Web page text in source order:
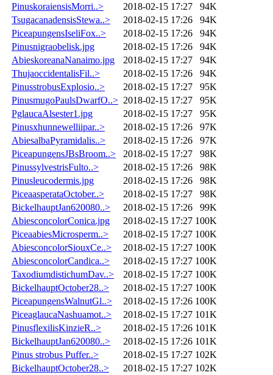
PinuskoraiensisMorri..>
2018-02-15 17:27
94K
TsugacanadensisStewa..>
2018-02-15 17:26
94K
PiceapungensIseliFox..>
2018-02-15 17:26
94K
Pinusnigraobelisk.jpg
2018-02-15 17:26
94K
AbieskoreanaNanaimo.jpg
2018-02-15 17:27
94K
ThujaoccidentalisFil..>
2018-02-15 17:26
94K
PinusstrobusExplosio..>
2018-02-15 17:27
95K
PinusmugoPaulsDwarfO..> 2018-02-15 17:27
95K
PglaucaAlsester1.jpg
2018-02-15 17:27
95K
Pinusxhunnewelliipar..>
2018-02-15 17:26
97K
AbiesalbaPyramidalis..>
2018-02-15 17:26
97K
PiceapungensJBsBroom..>
2018-02-15 17:27
98K
PinussylvestrisFulto..>
2018-02-15 17:26
98K
Pinusleucodermis.jpg
2018-02-15 17:26
98K
PiceaasperataOctober..>
2018-02-15 17:27
98K
BickelhauptJan620080..>
2018-02-15 17:26
99K
AbiesconcolorConica.jpg
2018-02-15 17:27 100K
PiceaabiesMicrosperm..>
2018-02-15 17:27 100K
AbiesconcolorSiouxCe..>
2018-02-15 17:27 100K
AbiesconcolorCandica..>
2018-02-15 17:27 100K
TaxodiumdistichumDav..>
2018-02-15 17:27 100K
BickelhauptOctober28..>
2018-02-15 17:27 100K
PiceapungensWalnutGl..>
2018-02-15 17:26 100K
PiceaglaucaNashuamot..>
2018-02-15 17:27 101K
PinusflexilisKinzieR..>
2018-02-15 17:26 101K
BickelhauptJan620080..>
2018-02-15 17:26 101K
Pinus strobus Puffer..>
2018-02-15 17:27 102K
BickelhauptOctober28..>
2018-02-15 17:27 102K